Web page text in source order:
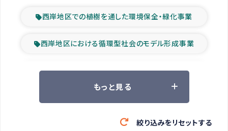
西岸地区での植樹を通した環境保全・緑化事業
西岸地区における循環型社会のモデル形成事業
ツアー参加者の声
緊急救援の時代
もっと見る
絞り込みをリセットする